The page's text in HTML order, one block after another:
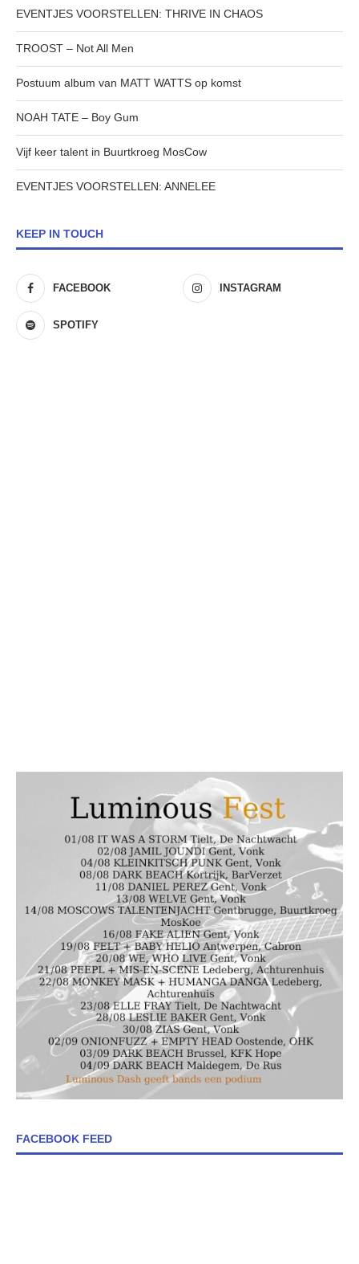
EVENTJES VOORSTELLEN: THRIVE IN CHAOS
TROOST – Not All Men
Postuum album van MATT WATTS op komst
NOAH TATE – Boy Gum
Vijf keer talent in Buurtkroeg MosCow
EVENTJES VOORSTELLEN: ANNELEE
KEEP IN TOUCH
FACEBOOK INSTAGRAM
SPOTIFY
FACEBOOK FEED